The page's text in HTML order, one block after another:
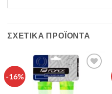
ΣΧΕΤΙΚΆ ΠΡΟΪΌΝΤΑ
-16%
Πρόσθήκη
στην λίστα
επιθυμιών